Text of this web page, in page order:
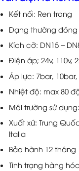
Kết nối: Ren trong
Dạng thường
Kích cỡ: DN15 –
Điện áp; 24v, 110v,
Áp lực: 7bar,
Nhiệt độ: max 80
Môi trường sử
Xuất xứ: Trung
Italia
Bảo hành 12 tháng
Tình trạng hàng